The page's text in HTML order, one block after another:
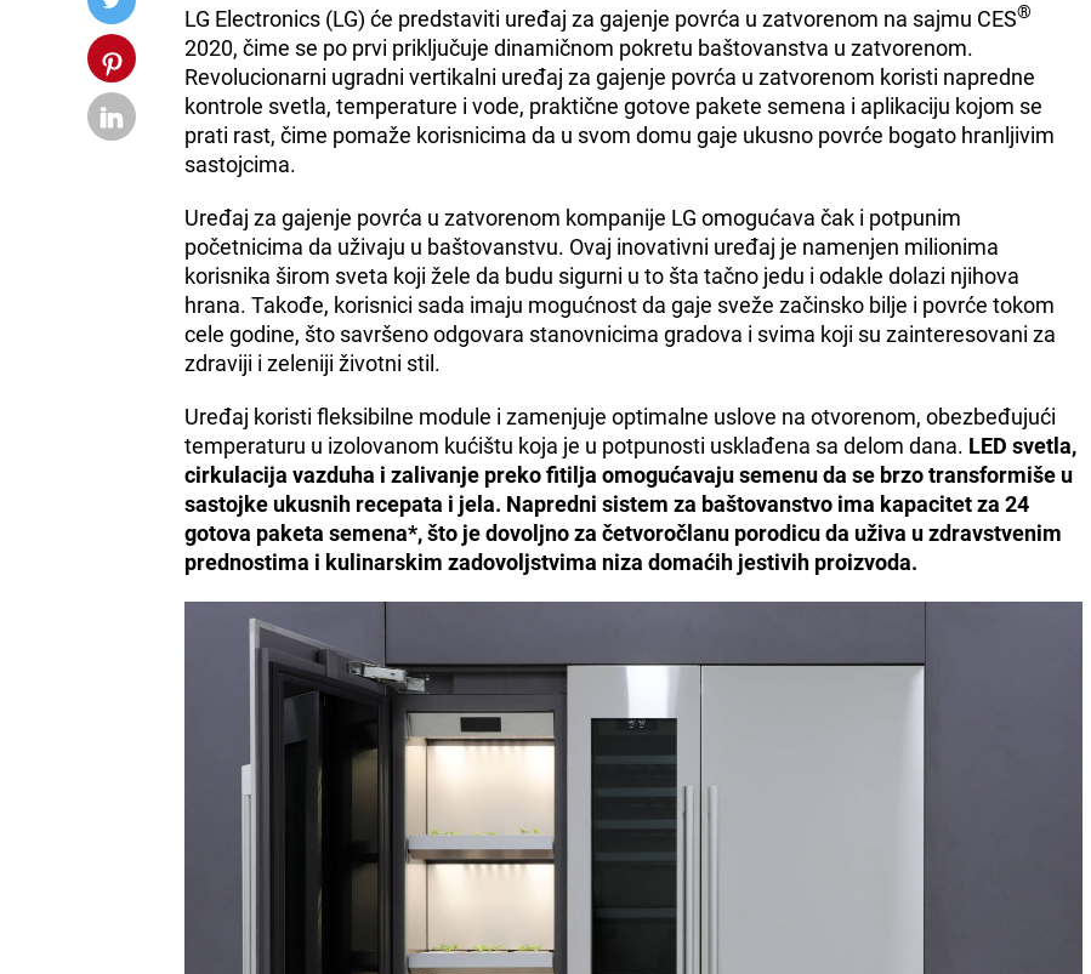
LG Electronics (LG) će predstaviti uređaj za gajenje povrća u zatvorenom na sajmu CES®
2020, čime se po prvi priključuje dinamičnom pokretu baštovanstva u zatvorenom.
Revolucionarni ugradni vertikalni uređaj za gajenje povrća u zatvorenom koristi napredne
kontrole svetla, temperature i vode, praktične gotove pakete semena i aplikaciju kojom se
prati rast, čime pomaže korisnicima da u svom domu gaje ukusno povrće bogato hranljivim
sastojcima.
Uređaj za gajenje povrća u zatvorenom kompanije LG omogućava čak i potpunim
početnicima da uživaju u baštovanstvu. Ovaj inovativni uređaj je namenjen milionima
korisnika širom sveta koji žele da budu sigurni u to šta tačno jedu i odakle dolazi njihova
hrana. Takođe, korisnici sada imaju mogućnost da gaje sveže začinsko bilje i povrće tokom
cele godine, što savršeno odgovara stanovnicima gradova i svima koji su zainteresovani za
zdraviji i zeleniji životni stil.
Uređaj koristi fleksibilne module i zamenjuje optimalne uslove na otvorenom, obezbeđujući
temperaturu u izolovanom kućištu koja je u potpunosti usklađena sa delom dana. LED svetla,
cirkulacija vazduha i zalivanje preko fitilja omogućavaju semenu da se brzo transformiše u
sastojke ukusnih recepata i jela. Napredni sistem za baštovanstvo ima kapacitet za 24
gotova paketa semena*, što je dovoljno za četvoročlanu porodicu da uživa u zdravstvenim
prednostima i kulinarskim zadovoljstvima niza domaćih jestivih proizvoda.